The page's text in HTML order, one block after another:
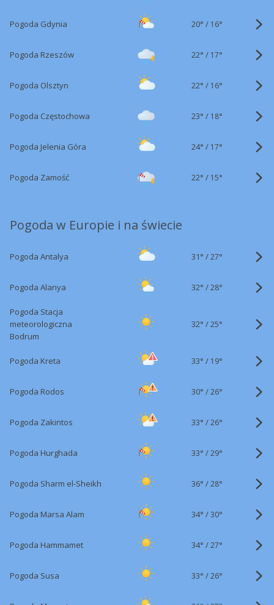
Pogoda Gdynia 20° / 16°
Pogoda Rzeszów 22° / 17°
Pogoda Olsztyn 22° / 16°
Pogoda Częstochowa 23° / 18°
Pogoda Jelenia Góra 24° / 17°
Pogoda Zamość 22° / 15°
Pogoda w Europie i na świecie
Pogoda Antalya 31° /27°
Pogoda Alanya 32° /28°
Pogoda Stacja
meteorologiczna
Bodrum
32° /25°
Pogoda Kreta 33° / 19°
Pogoda Rodos 30° /26°
Pogoda Zakintos 33° /26°
Pogoda Hurghada 33° /29°
Pogoda Sharm el-Sheikh 36° /28°
Pogoda Marsa Alam 34° /30°
Pogoda Hammamet 34° /27°
Pogoda Susa 33° /26°